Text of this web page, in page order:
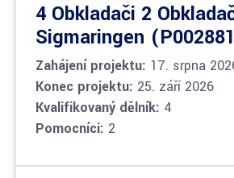
4 Obkladači 2
Sigmaringen
Zahájení projektu: 17. srpna
Konec projektu: 25. září 2026
Kvalifikovaný dělník: 4
Pomocníci: 2